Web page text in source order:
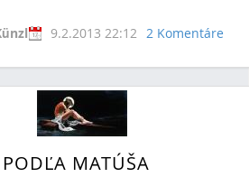
9.2.2013 22:12 2 Komentáre
MATÚŠA